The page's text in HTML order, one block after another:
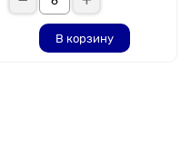
В корзину